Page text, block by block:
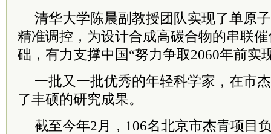
清华大学陈晨副教授团队实现了单原
精准调控，为设计合成高碳合物的串联
础，有力支撑中国“努力争取2060年前实
一批又一批优秀的年轻科学家，在市
了丰硕的研究成果。
截至今年2月，106名北京市杰青项目